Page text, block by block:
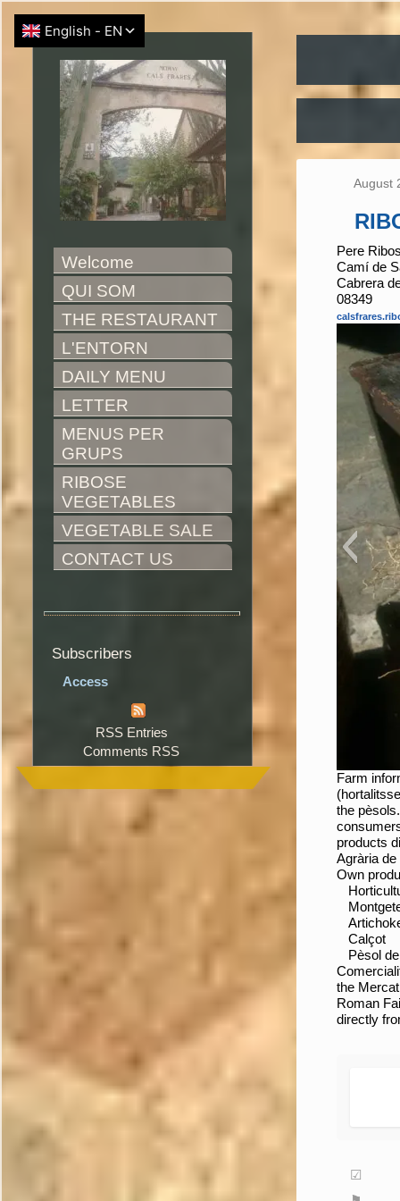
August
Pere
Camí de
Cabrera
08349
Farm
the
products
Agrària
Own
Calçot
Pèsol
the
Roman
directly
Welcome
QUI SOM
THE RESTAURANT
L'ENTORN
DAILY MENU
LETTER
MENUS PER
GRUPS
RIBOSE
VEGETABLES
VEGETABLE SALE
CONTACT US
Subscribers
Access
RSS Entries
Comments RSS